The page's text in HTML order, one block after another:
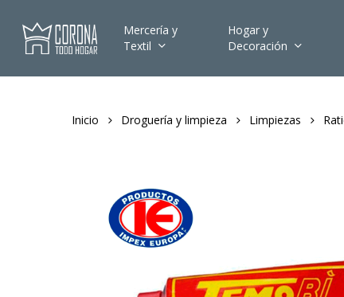
Mercería y
Textil
Hogar y
Decoración
Inicio Droguería y limpieza Limpiezas